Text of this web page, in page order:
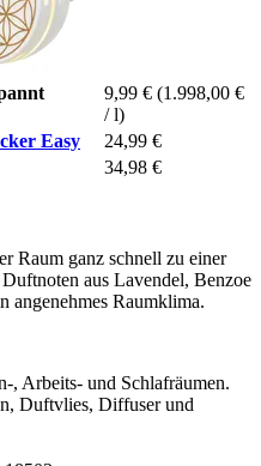
9,99 € (1.998,00 €
/ l)
Easy
24,99 €
34,98 €
Raum ganz schnell zu einer
aus Lavendel, Benzoe
angenehmes Raumklima.
, Arbeits- und Schlafräumen.
Duftvlies, Diffuser und